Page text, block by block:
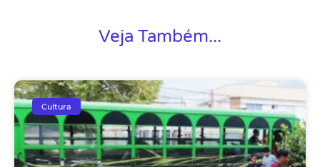
Veja Também...
Cultura